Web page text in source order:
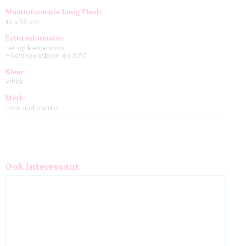
Maatinformatie Long Plush:
40 x 50 cm
Extra informatie:
Let op kleine maat
Machinewasbaar op 30°C
Kleur:
White
Merk:
Jack and Vanilla
Ook interessant